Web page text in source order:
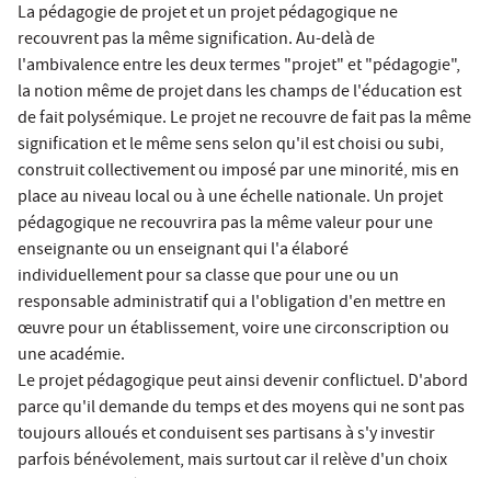
La pédagogie de projet et un projet pédagogique ne
recouvrent pas la même signification. Au-delà de
l'ambivalence entre les deux termes "projet" et "pédagogie",
la notion même de projet dans les champs de l'éducation est
de fait polysémique. Le projet ne recouvre de fait pas la même
signification et le même sens selon qu'il est choisi ou subi,
construit collectivement ou imposé par une minorité, mis en
place au niveau local ou à une échelle nationale. Un projet
pédagogique ne recouvrira pas la même valeur pour une
enseignante ou un enseignant qui l'a élaboré
individuellement pour sa classe que pour une ou un
responsable administratif qui a l'obligation d'en mettre en
œuvre pour un établissement, voire une circonscription ou
une académie.
Le projet pédagogique peut ainsi devenir conflictuel. D'abord
parce qu'il demande du temps et des moyens qui ne sont pas
toujours alloués et conduisent ses partisans à s'y investir
parfois bénévolement, mais surtout car il relève d'un choix